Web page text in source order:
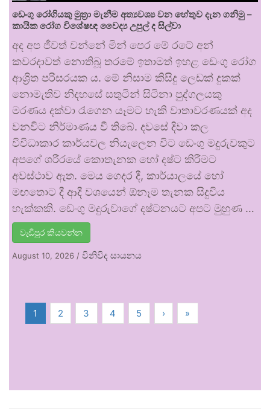
ඩෙංගු රෝගියකු ⁣මුත්‍රා මැනීම අත්‍යවශ්‍ය වන හේතුව දැන ගනිමු –
කායික රෝග විශේෂඥ වෛද්‍ය උපුල් ද සිල්වා
අද අප ජීවත් වන්නේ මින් පෙර මේ රටේ අන්
කවරදාවත් නොතිබූ තරමේ ඉතාමත් ඉහළ ඩෙංගු රෝග
ආශ්‍රිත පරිසරයක ය. මේ නිසාම කිසිදු ලෙඩක් දුකක්
නොමැතිව නිදහසේ සතුටින් සිටිනා පුද්ගලයකු
මරණය දක්වා රැගෙන යෑමට හැකි වාතාවරණයක් අද
වනවිට නිර්මාණය වී තිබේ. දවසේ දිවා කල
විවිධාකාර කාර්යවල නියැලෙන විට ඩෙංගු මදුරුවකුට
අපගේ ශරීරයේ කොතැනක හෝ දෂ්ට කිරීමට
අවස්ථාව ඇත. මෙය ගෙදර දී, කාර්යාලයේ හෝ
මඟතොට දී ආදී වශයෙන් ඕනෑම තැනක සිදුවිය
හැක්කකි. ඩෙංගු මදුරුවාගේ දෂ්ටනයට අපට මුහුණ …
වැඩිපුර කියවන්න
August 10, 2026 / විනිවිද සායනය
1 2 3 4 5 › »